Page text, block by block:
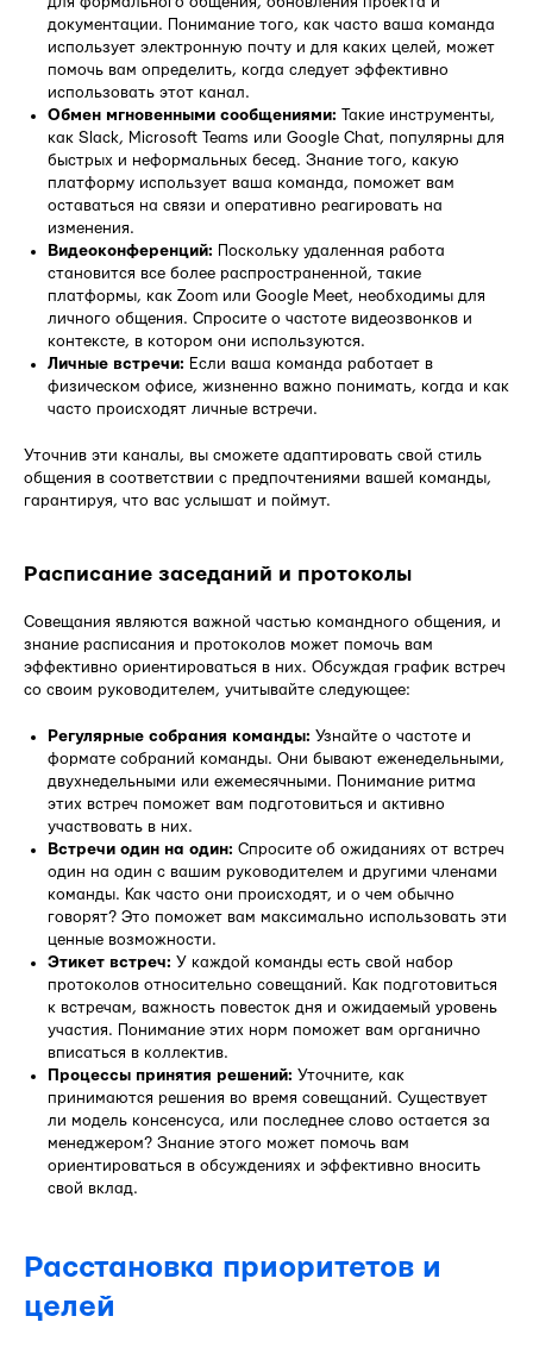
документации. Понимание того, как часто ваша команда
использует электронную почту и для каких целей, может
помочь вам определить, когда следует эффективно
использовать этот канал.
Обмен мгновенными сообщениями: Такие инструменты,
как Slack, Microsoft Teams или Google Chat, популярны для
быстрых и неформальных бесед. Знание того, какую
платформу использует ваша команда, поможет вам
оставаться на связи и оперативно реагировать на
изменения.
Видеоконференций: Поскольку удаленная работа
становится все более распространенной, такие
платформы, как Zoom или Google Meet, необходимы для
личного общения. Спросите о частоте видеозвонков и
контексте, в котором они используются.
Личные встречи: Если ваша команда работает в
физическом офисе, жизненно важно понимать, когда и как
часто происходят личные встречи.
Уточнив эти каналы, вы сможете адаптировать свой стиль
общения в соответствии с предпочтениями вашей команды,
гарантируя, что вас услышат и поймут.
Расписание заседаний и протоколы
Совещания являются важной частью командного общения, и
знание расписания и протоколов может помочь вам
эффективно ориентироваться в них. Обсуждая график встреч
со своим руководителем, учитывайте следующее:
Регулярные собрания команды: Узнайте о частоте и
формате собраний команды. Они бывают еженедельными,
двухнедельными или ежемесячными. Понимание ритма
этих встреч поможет вам подготовиться и активно
участвовать в них.
Встречи один на один: Спросите об ожиданиях от встреч
один на один с вашим руководителем и другими членами
команды. Как часто они происходят, и о чем обычно
говорят? Это поможет вам максимально использовать эти
ценные возможности.
Этикет встреч: У каждой команды есть свой набор
протоколов относительно совещаний. Как подготовиться
к встречам, важность повесток дня и ожидаемый уровень
участия. Понимание этих норм поможет вам органично
вписаться в коллектив.
Процессы принятия решений: Уточните, как
принимаются решения во время совещаний. Существует
ли модель консенсуса, или последнее слово остается за
менеджером? Знание этого может помочь вам
ориентироваться в обсуждениях и эффективно вносить
свой вклад.
Расстановка приоритетов и
целей